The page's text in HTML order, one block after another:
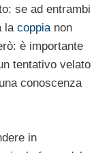
se ad entrambi
la coppianon
è importante
tentativo velato
conoscenza
in